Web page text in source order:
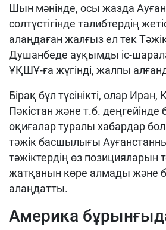
Шын мәнінде, осы жазда
солтүстігінде талибтердің
алаңдаған жалғыз ел тек
Душанбеде ауқымды іс-
ҰҚШҰ-ға жүгінді, жалпы
Бірақ бұл түсінікті, олар
Пәкістан және т.б.
оқиғалар туралы хабардар
тәжік басшылығы
тәжіктердің өз позицияларын
жатқанын көре алмады және
алаңдатты.
Америка